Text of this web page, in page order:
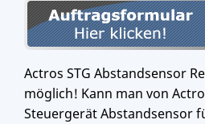
Actros STG Abstandsensor
möglich! Kann man von
Steuergerät Abstandsensor